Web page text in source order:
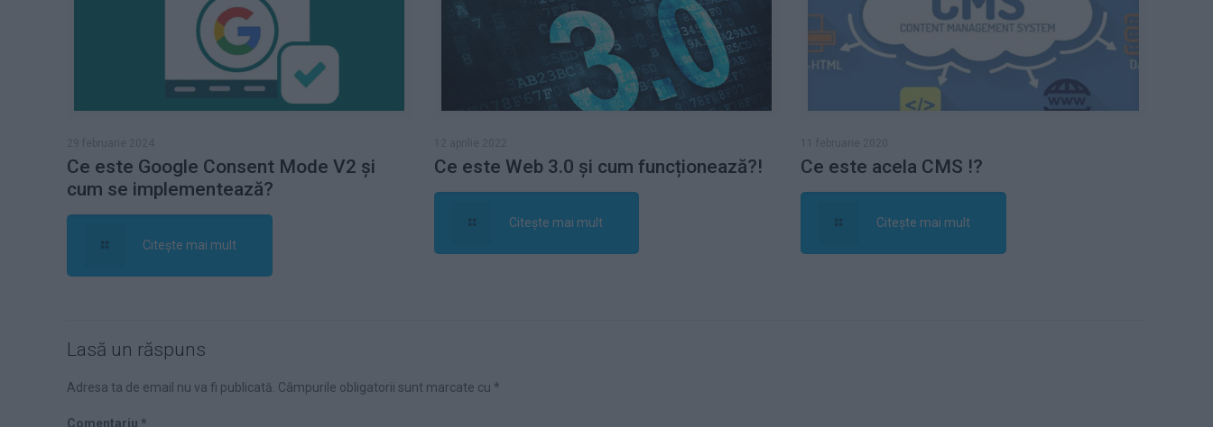
Ce este Google Consent Mode V2 și
cum se implementează?
Citește mai mult
Ce este Web 3.0 și cum funcționează?!
Citește mai mult
Ce este acela CMS !?
Citește mai mult
Lasă un răspuns
Adresa ta de email nu va fi publicată. Câmpurile obligatorii sunt marcate cu *
Comentariu *